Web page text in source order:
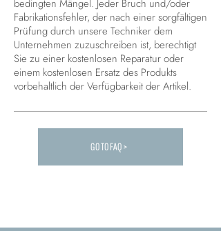
bedingten Mängel. Jeder Bruch und/oder
Fabrikationsfehler, der nach einer sorgfältigen
Prüfung durch unsere Techniker dem
Unternehmen zuzuschreiben ist, berechtigt
Sie zu einer kostenlosen Reparatur oder
einem kostenlosen Ersatz des Produkts
vorbehaltlich der Verfügbarkeit der Artikel.
Carica altre FAQ...
GO TO FAQ >